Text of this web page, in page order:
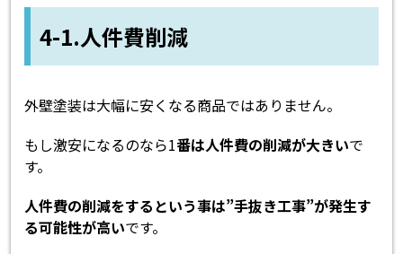
4-1.人件費削減
外壁塗装は大幅に安くなる商品ではありません。
もし激安になるのなら1番は人件費の削減が大きいで
す。
人件費の削減をするという事は”手抜き工事”が発生す
る可能性が高いです。